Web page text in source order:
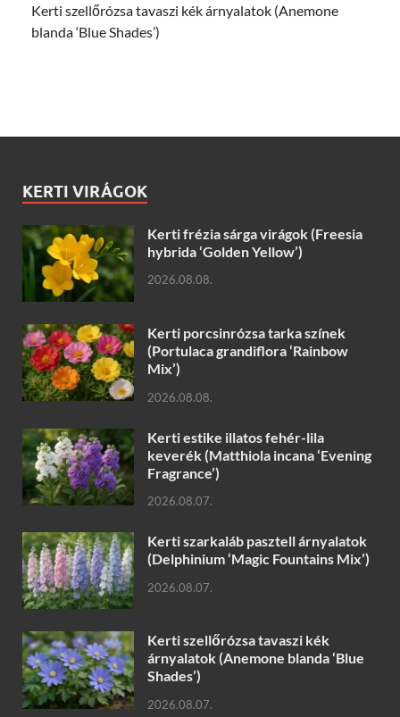
Kerti szellőrózsa tavaszi kék árnyalatok (Anemone
blanda ‘Blue Shades’)
KERTI VIRÁGOK
Kerti frézia sárga virágok (Freesia
hybrida ‘Golden Yellow’)
2026.08.08.
Kerti porcsinrózsa tarka színek
(Portulaca grandiflora ‘Rainbow
Mix’)
2026.08.08.
Kerti estike illatos fehér-lila
keverék (Matthiola incana ‘Evening
Fragrance’)
2026.08.07.
Kerti szarkaláb pasztell árnyalatok
(Delphinium ‘Magic Fountains Mix’)
2026.08.07.
Kerti szellőrózsa tavaszi kék
árnyalatok (Anemone blanda ‘Blue
Shades’)
2026.08.07.